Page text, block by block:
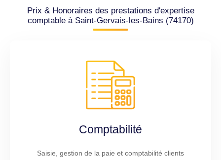
Prix & Honoraires des prestations d'expertise
comptable à Saint-Gervais-les-Bains (74170)
Comptabilité
Saisie, gestion de la paie et comptabilité clients